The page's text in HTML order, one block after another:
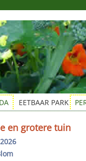
EETBAAR PARK
en grotere tuin